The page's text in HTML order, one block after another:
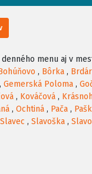
menu aj v
, Bôrka ,
, Gemerská Poloma ,
, Kováčová ,
, Ochtiná , Pača ,
Slavec , Slavoška ,